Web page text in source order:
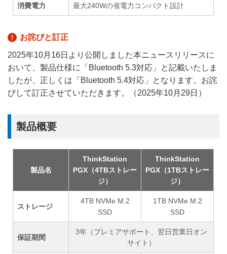
消費電力 最大240Wの省電力コンパクト設計
お詫びと訂正
2025年10月16日より公開しました本ニュースリリースに
おいて、製品仕様に「Bluetooth 5.3対応」と記載いたしま
したが、正しくは「Bluetooth 5.4対応」となります。お詫
びして訂正させていただきます。（2025年10月29日）
製品概要
製品名
ThinkStation
PGX（4TBストレー
ジ）
ThinkStation
PGX（1TBストレー
ジ）
ストレージ
4TB NVMe M.2
SSD
1TB NVMe M.2
SSD
保証期間
3年（プレミアサポート、翌日営業日オン
サイト）